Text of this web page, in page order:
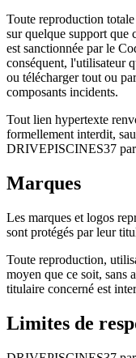
Toute reproduction
sur quelque support que
est sanctionnée par le
conséquent, l'utilisateur
ou télécharger tout ou
composants incidents.
Tout lien hypertexte
formellement interdit,
DRIVEPISCINES37
Marques
Les marques et logos
sont protégés par leur
Toute reproduction,
moyen que ce soit, sans
titulaire concerné est
Limites de